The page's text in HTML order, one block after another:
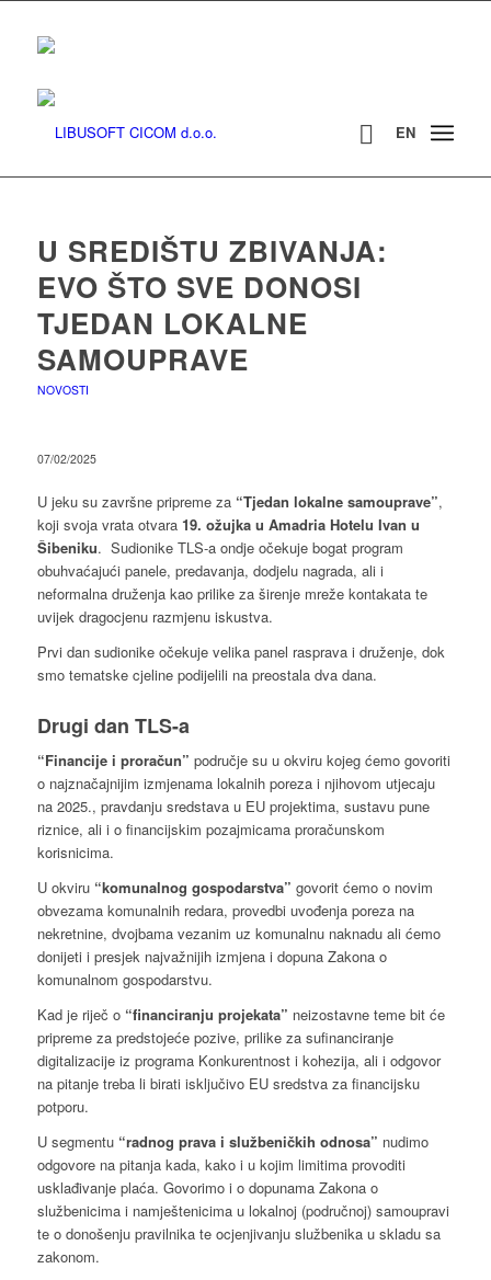
EN
U SREDIŠTU ZBIVANJA:
EVO ŠTO SVE DONOSI
TJEDAN LOKALNE
SAMOUPRAVE
NOVOSTI
07/02/2025
U jeku su završne pripreme za “Tjedan lokalne samouprave”,
koji svoja vrata otvara 19. ožujka u Amadria Hotelu Ivan u
Šibeniku. Sudionike TLS-a ondje očekuje bogat program
obuhvaćajući panele, predavanja, dodjelu nagrada, ali i
neformalna druženja kao prilike za širenje mreže kontakata te
uvijek dragocjenu razmjenu iskustva.
Prvi dan sudionike očekuje velika panel rasprava i druženje, dok
smo tematske cjeline podijelili na preostala dva dana.
Drugi dan TLS-a
“Financije i proračun” područje su u okviru kojeg ćemo govoriti
o najznačajnijim izmjenama lokalnih poreza i njihovom utjecaju
na 2025., pravdanju sredstava u EU projektima, sustavu pune
riznice, ali i o financijskim pozajmicama proračunskom
korisnicima.
U okviru “komunalnog gospodarstva” govorit ćemo o novim
obvezama komunalnih redara, provedbi uvođenja poreza na
nekretnine, dvojbama vezanim uz komunalnu naknadu ali ćemo
donijeti i presjek najvažnijih izmjena i dopuna Zakona o
komunalnom gospodarstvu.
Kad je riječ o “financiranju projekata” neizostavne teme bit će
pripreme za predstojeće pozive, prilike za sufinanciranje
digitalizacije iz programa Konkurentnost i kohezija, ali i odgovor
na pitanje treba li birati isključivo EU sredstva za financijsku
potporu.
U segmentu“radnog prava i službeničkih odnosa” nudimo
odgovore na pitanja kada, kako i u kojim limitima provoditi
usklađivanje plaća. Govorimo i o dopunama Zakona o
službenicima i namještenicima u lokalnoj (područnoj) samoupravi
te o donošenju pravilnika te ocjenjivanju službenika u skladu sa
zakonom.